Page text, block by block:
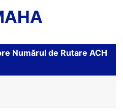
Numărul de Rutare ACH